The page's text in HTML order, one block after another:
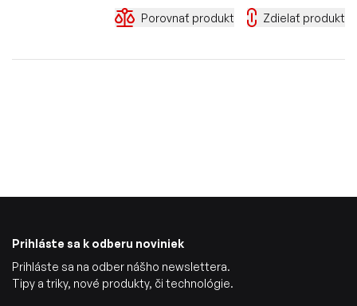
Porovnať produkt Zdielať produkt
Prihláste sa k odberu noviniek
Prihláste sa na odber nášho newslettera.
Tipy a triky, nové produkty, či technológie.